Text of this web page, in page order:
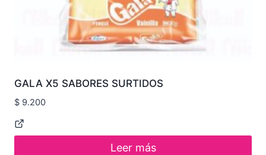
GALA X5 SABORES SURTIDOS
$ 9.200
Leer más